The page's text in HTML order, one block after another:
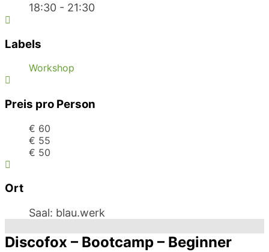
18:30 - 21:30
Labels
Workshop
Preis pro Person
€ 60
€ 55
€ 50
Ort
Saal: blau.werk
Discofox – Bootcamp – Beginner